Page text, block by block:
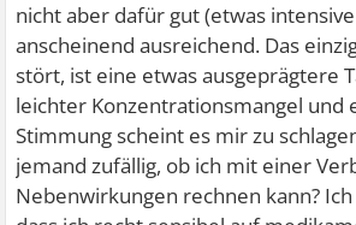
nicht aber dafür gut (etwas
anscheinend ausreichend. Das
stört, ist eine etwas ausgeprägtere
leichter Konzentrationsmangel und
Stimmung scheint es mir zu
jemand zufällig, ob ich mit einer
Nebenwirkungen rechnen kann?